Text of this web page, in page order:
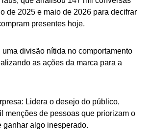
de 2025 e maio de 2026 para decifrar
presentes hoje.
uma divisão nítida no comportamento
as ações da marca para a
Lidera o desejo do público,
menções de pessoas que priorizam o
ganhar algo inesperado.